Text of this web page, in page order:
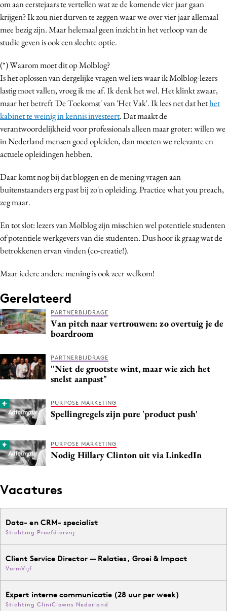
om aan eerstejaars te vertellen wat ze de komende vier jaar gaan
krijgen? Ik zou niet durven te zeggen waar we over vier jaar allemaal
mee bezig zijn. Maar helemaal geen inzicht in het verloop van de
studie geven is ook een slechte optie.
(*) Waarom moet dit op Molblog?
Is het oplossen van dergelijke vragen wel iets waar ik Molblog-lezers
lastig moet vallen, vroeg ik me af. Ik denk het wel. Het klinkt zwaar,
maar het betreft 'De Toekomst' van 'Het Vak'. Ik lees net dat hethet
kabinet te weinig in kennis investeert. Dat maakt de
verantwoordelijkheid voor professionals alleen maar groter: willen we
in Nederland mensen goed opleiden, dan moeten we relevante en
actuele opleidingen hebben.
Daar komt nog bij dat bloggen en de mening vragen aan
buitenstaanders erg past bij zo'n opleiding. Practice what you preach,
zeg maar.
En tot slot: lezers van Molblog zijn misschien wel potentiele studenten
of potentiele werkgevers van die studenten. Dus hoor ik graag wat de
betrokkenen ervan vinden (co-creatie!).
Maar iedere andere mening is ook zeer welkom!
Gerelateerd
PARTNERBIJDRAGE
Van pitch naar vertrouwen: zo overtuig je de
boardroom
PARTNERBIJDRAGE
''Niet de grootste wint, maar wie zich het
snelst aanpast"
PURPOSE MARKETING
Spellingregels zijn pure 'product push'
PURPOSE MARKETING
Nodig Hillary Clinton uit via LinkedIn
Vacatures
Data- en CRM- specialist
Stichting Proefdiervrij
Client Service Director — Relaties, Groei & Impact
VormVijf
Expert interne communicatie (28 uur per week)
Stichting CliniClowns Nederland